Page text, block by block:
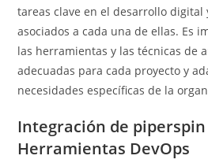
tareas clave en el desarrollo digital
asociados a cada una de ellas. Es
las herramientas y las técnicas de
adecuadas para cada proyecto y
necesidades específicas de la
Integración de
Herramientas DevOps